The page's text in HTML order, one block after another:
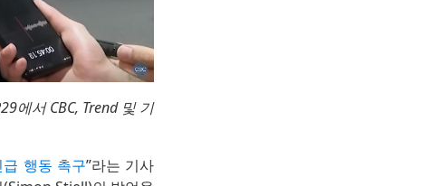
에서 CBC, Trend 및 기
행동 촉구”라는 기사